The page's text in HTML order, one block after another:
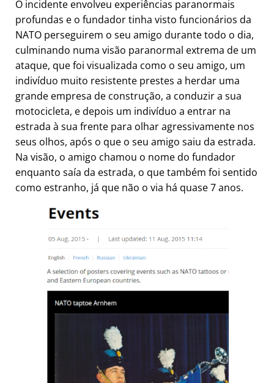
O incidente envolveu experiências paranormais
profundas e o fundador tinha visto funcionários da
NATO perseguirem o seu amigo durante todo o dia,
culminando numa visão paranormal extrema de um
ataque, que foi visualizada como o seu amigo, um
indivíduo muito resistente prestes a herdar uma
grande empresa de construção, a conduzir a sua
motocicleta, e depois um indivíduo a entrar na
estrada à sua frente para olhar agressivamente nos
seus olhos, após o que o seu amigo saiu da estrada.
Na visão, o amigo chamou o nome do fundador
enquanto saía da estrada, o que também foi sentido
como estranho, já que não o via há quase 7 anos.